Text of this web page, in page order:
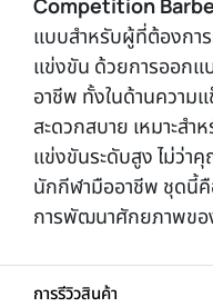
Competition
แบบสำหรับผู้ที่ต้องกา
แข่งขัน ด้วยการออกแ
อาชีพ ทั้งในด้านความ
สะดวกสบาย เหมาะส
แข่งขันระดับสูง ไม่ว่า
นักกีฬามืออาชีพ ชุดนี้
การพัฒนาศักยภาพข
การรีวิวสินค้า